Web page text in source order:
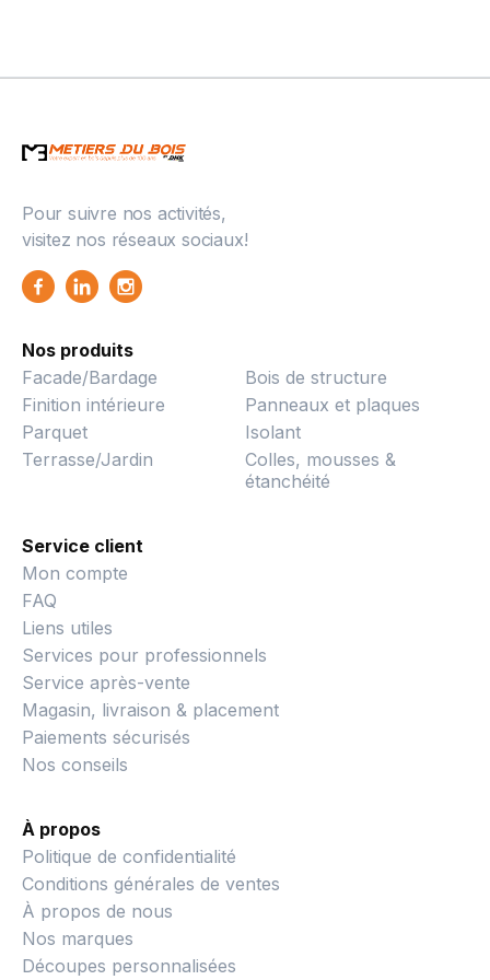
Pour suivre nos activités,
visitez nos réseaux sociaux!
Nos produits
Facade/Bardage
Finition intérieure
Parquet
Terrasse/Jardin
Bois de structure
Panneaux et plaques
Isolant
Colles, mousses &
étanchéité
Service client
Mon compte
FAQ
Liens utiles
Services pour professionnels
Service après-vente
Magasin, livraison & placement
Paiements sécurisés
Nos conseils
À propos
Politique de confidentialité
Conditions générales de ventes
À propos de nous
Nos marques
Découpes personnalisées